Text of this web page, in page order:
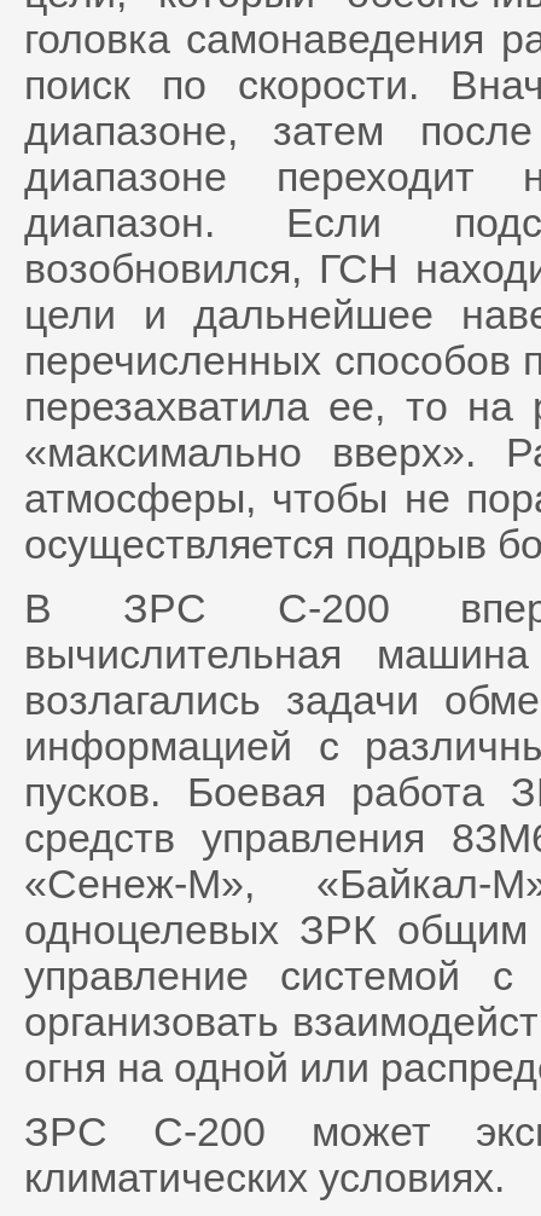
головка самонаведения
поиск по скорости.
диапазоне, затем
диапазоне переходит
диапазон. Если
возобновился, ГСН
цели и дальнейшее
перечисленных способов
перезахватила ее, то
«максимально вверх».
атмосферы, чтобы не
осуществляется подрыв
В ЗРС С-200
вычислительная
возлагались задачи
информацией с
пусков. Боевая работа
средств управления
«Сенеж-М», «Байкал-
одноцелевых ЗРК общим
управление системой
организовать
огня на одной или
ЗРС С-200 может
климатических условиях.